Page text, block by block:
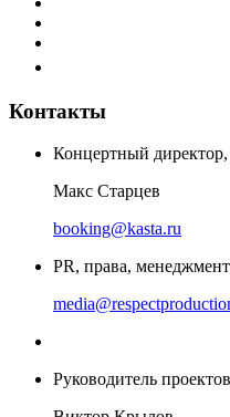
Контакты
Концертный
Макс Старцев
booking@kasta.ru
PR, права, менеджмент
Руководитель проектов